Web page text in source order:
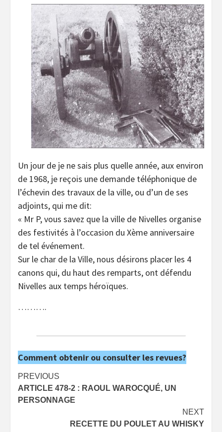
Un jour de je ne sais plus quelle année, aux environ
de 1968, je reçois une demande téléphonique de
l’échevin des travaux de la ville, ou d’un de ses
adjoints, qui me dit:
« Mr P, vous savez que la ville de Nivelles organise
des festivités à l’occasion du Xème anniversaire
de tel événement.
Sur le char de la Ville, nous désirons placer les 4
canons qui, du haut des remparts, ont défendu
Nivelles aux temps héroïques.
……….
Comment obtenir ou consulter les revues?
Post
navigation
PREVIOUS
ARTICLE 478-2 : RAOUL WAROCQUÉ, UN
PERSONNAGE
NEXT
RECETTE DU POULET AU WHISKY